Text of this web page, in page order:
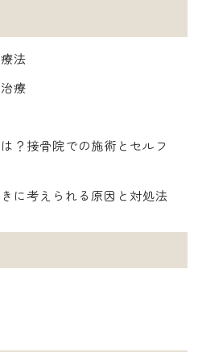
法
療
？接骨院での施術とセルフ
に考えられる原因と対処法